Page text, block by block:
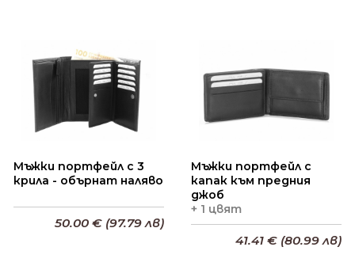
Мъжки портфейл с 3
крила - обърнат наляво
50.00 € (97.79 лв)
Мъжки портфейл с
капак към предния
джоб
+ 1 цвят
41.41 € (80.99 лв)